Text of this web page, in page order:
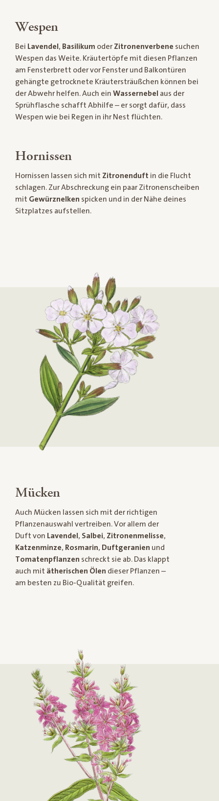
Wespen
Bei Lavendel, Basilikum oder Zitronenverbene suchen
Wespen das Weite. Kräutertöpfe mit diesen Pflanzen
am Fensterbrett oder vor Fenster und Balkontüren
gehängte getrocknete Kräutersträußchen können bei
der Abwehr helfen. Auch ein Wassernebel aus der
Sprühflasche schafft Abhilfe – er sorgt dafür, dass
Wespen wie bei Regen in ihr Nest flüchten.
Hornissen
Hornissen lassen sich mit Zitronenduft in die Flucht
schlagen. Zur Abschreckung ein paar Zitronenscheiben
mit Gewürznelken spicken und in der Nähe deines
Sitzplatzes aufstellen.
Mücken
Auch Mücken lassen sich mit der richtigen
Pflanzenauswahl vertreiben. Vor allem der
Duft von Lavendel, Salbei, Zitronenmelisse,
Katzenminze, Rosmarin, Duftgeranien und
Tomatenpflanzen schreckt sie ab. Das klappt
auch mit ätherischen Ölen dieser Pflanzen –
am besten zu Bio-Qualität greifen.